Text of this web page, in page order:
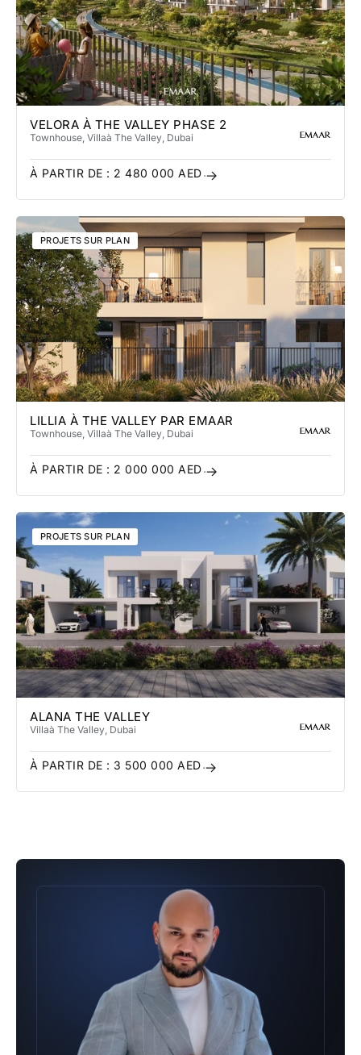
VELORA À THE VALLEY PHASE 2
Townhouse, Villaà The Valley , Dubai
À PARTIR DE : 2 480 000 AED
PROJETS SUR PLAN
LILLIA À THE VALLEY PAR EMAAR
Townhouse, Villaà The Valley , Dubai
À PARTIR DE : 2 000 000 AED
PROJETS SUR PLAN
ALANA THE VALLEY
Villaà The Valley , Dubai
À PARTIR DE : 3 500 000 AED